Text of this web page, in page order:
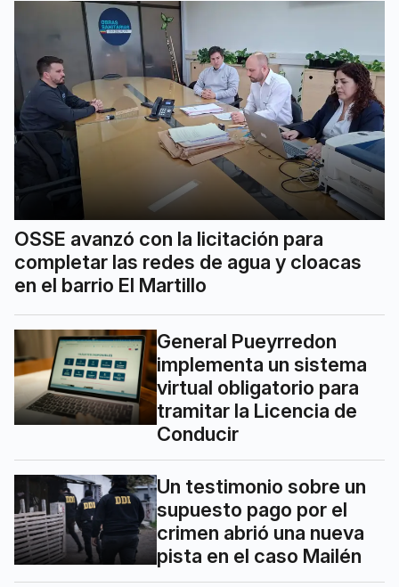
OSSE avanzó con la licitación para
completar las redes de agua y cloacas
en el barrio El Martillo
General Pueyrredon
implementa un sistema
virtual obligatorio para
tramitar la Licencia de
Conducir
Un testimonio sobre un
supuesto pago por el
crimen abrió una nueva
pista en el caso Mailén